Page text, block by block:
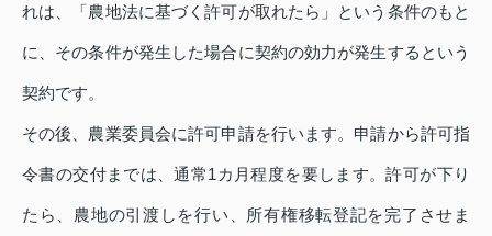
れは、「農地法に基づく許可が取れたら」という条件のもと
に、その条件が発生した場合に契約の効力が発生するという
契約です。
その後、農業委員会に許可申請を行います。申請から許可指
令書の交付までは、通常1カ月程度を要します。許可が下り
たら、農地の引渡しを行い、所有権移転登記を完了させま